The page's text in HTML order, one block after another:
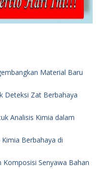
Material Baru
Deteksi Zat Berbahaya
Analisis Kimia dalam
Berbahaya di
Senyawa Bahan